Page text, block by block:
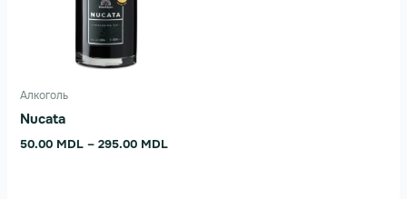
Алкоголь
Nucata
50.00 MDL – 295.00 MDL
на